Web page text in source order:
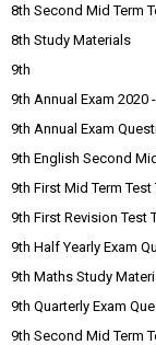
8th Second Mid Term
8th Study Materials
9th
9th Annual Exam 2020
9th Annual Exam
9th English Second
9th First Mid Term Test
9th First Revision Test
9th Half Yearly Exam
9th Maths Study
9th Quarterly Exam
9th Second Mid Term